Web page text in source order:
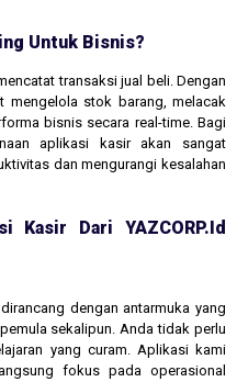
Untuk Bisnis?
transaksi jual beli. Dengan
mengelola stok barang, melacak
bisnis secara real-time. Bagi
aplikasi kasir akan sangat
dan mengurangi kesalahan
Kasir Dari YAZCORP.id
dengan antarmuka yang
sekalipun. Anda tidak perlu
yang curam. Aplikasi kami
fokus pada operasional